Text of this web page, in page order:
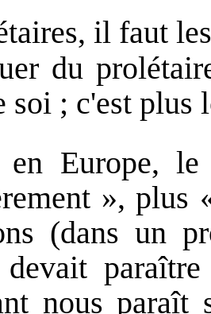
il faut
du
soi ; c'est
Europe, le
», plus
(dans un
devait
nous paraît